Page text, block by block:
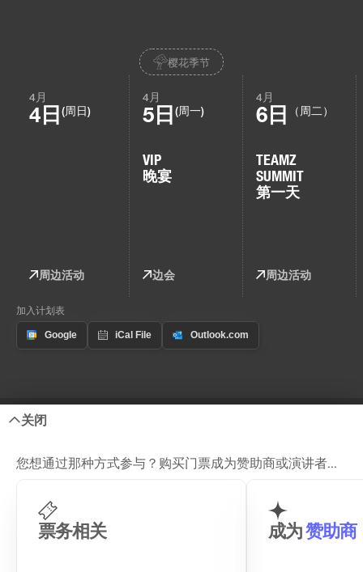
您想通过那种方式参与？购买门票成为赞助商或演讲者...
票务相关 成为赞助商
关闭
樱花季节
4月
4日 (周日)
周边活动
4月
5日 (周一)
VIP
晚宴
边会
4月
6日 （周二）
TEAMZ
SUMMIT
第一天
周边活动
加入计划表
Site Map